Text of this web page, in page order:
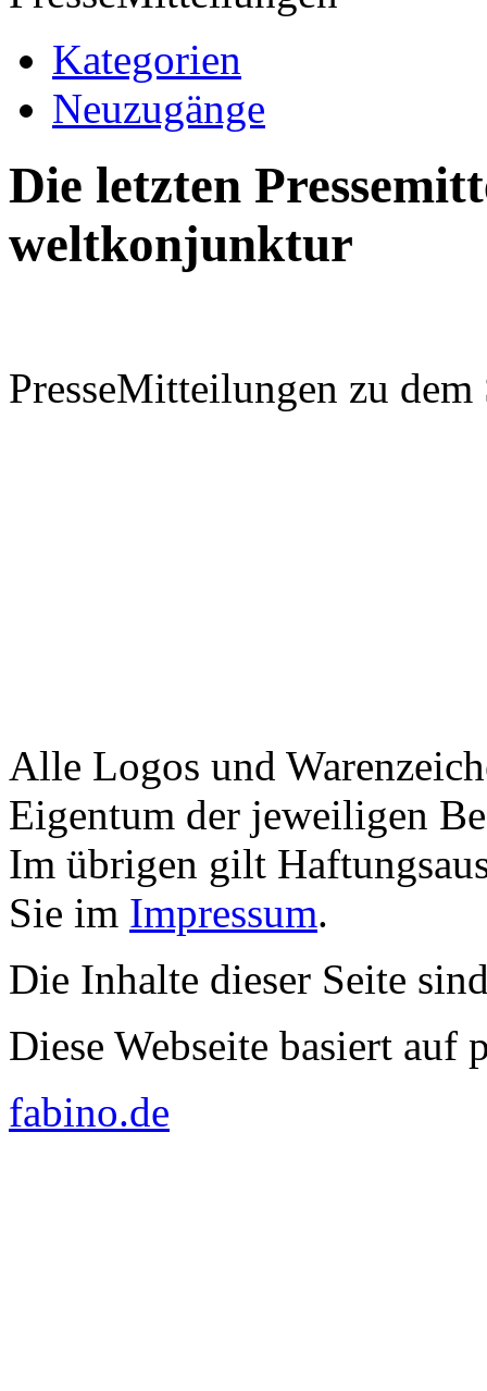
Kategorien
Neuzugänge
Die letzten
weltkonjunktur
PresseMitteilungen zu
Alle Logos und
Eigentum der jeweiligen
Im übrigen gilt
Sie im Impressum.
Die Inhalte dieser Seite
Diese Webseite basiert auf
fabino.de